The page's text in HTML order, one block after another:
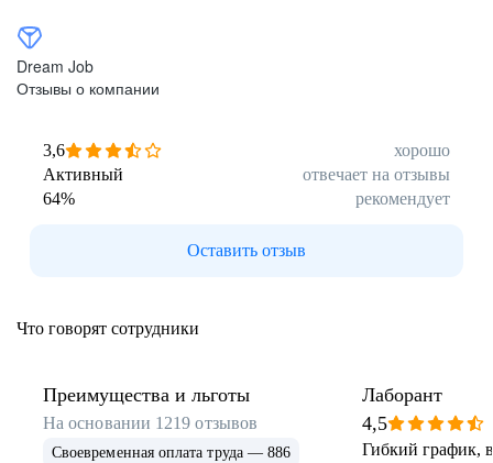
Dream Job
Отзывы о компании
3,6
хорошо
Активный
отвечает на отзывы
64% рекомендует
Оставить отзыв
Что говорят сотрудники
Преимущества и льготы
На основании 1219 отзывов
Своевременная оплата труда — 886
Лаборант
4,5
Гибкий график,